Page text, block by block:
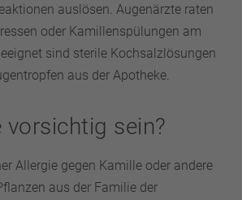
auslösen. Augenärzte raten
oder Kamillenspülungen am
sind sterile Kochsalzlösungen
aus der Apotheke.
vorsichtig sein?
Allergie gegen Kamille oder andere
aus der Familie der